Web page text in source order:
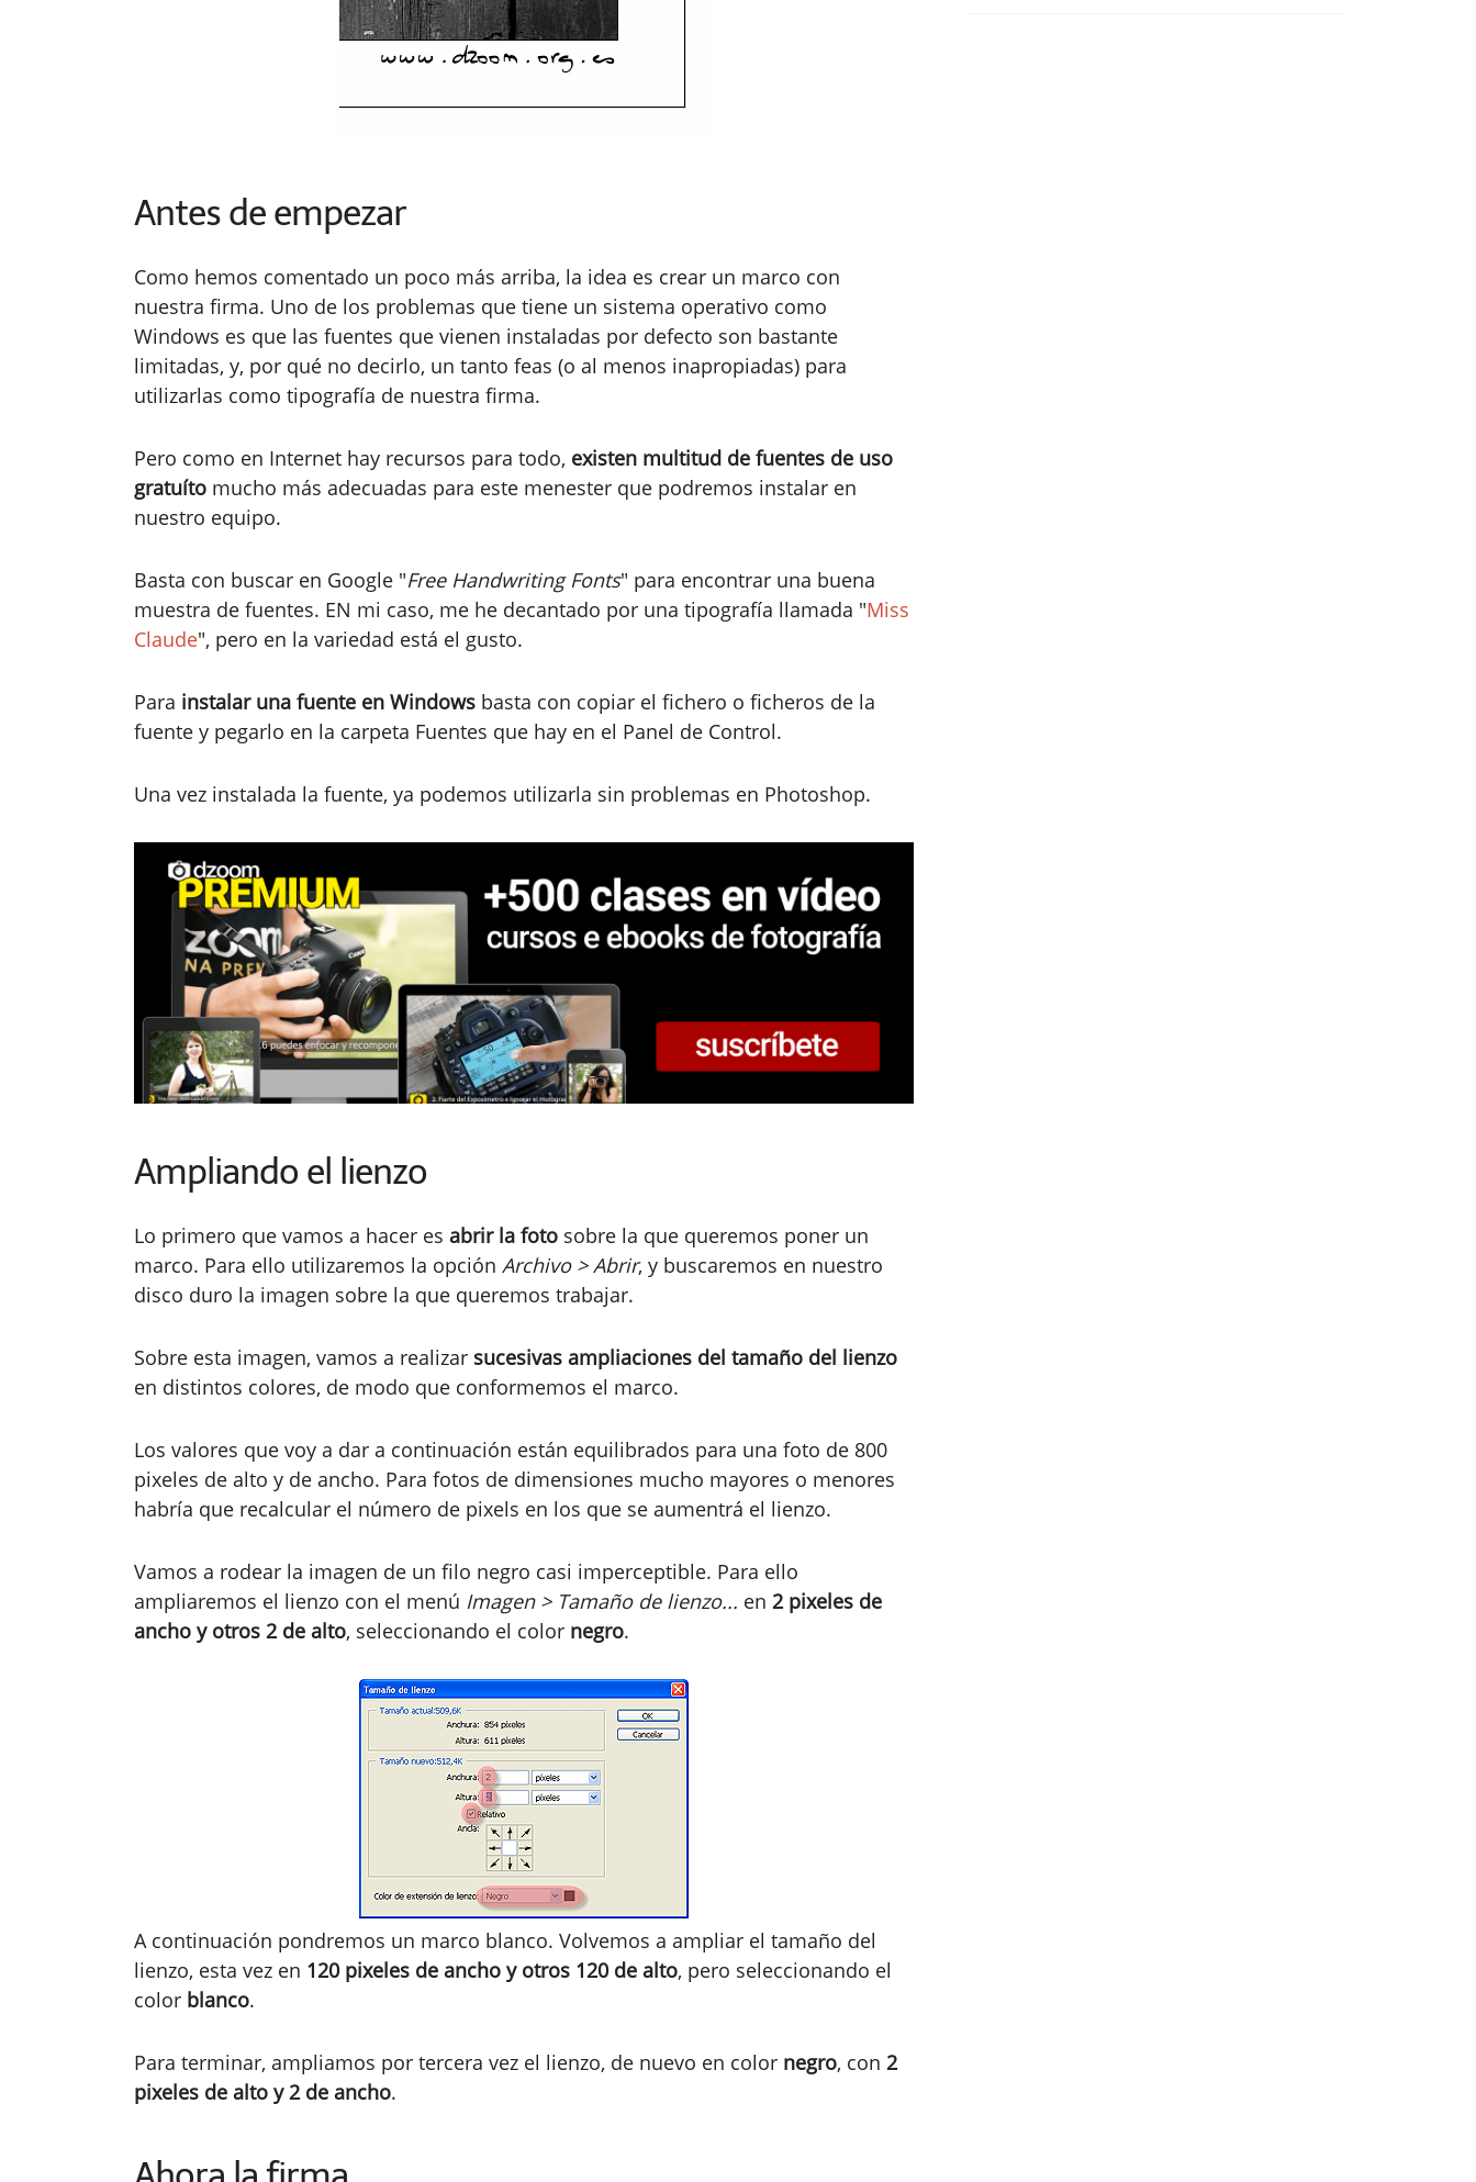
Antes de empezar
Como hemos comentado un poco más arriba, la idea es crear un marco con
nuestra firma. Uno de los problemas que tiene un sistema operativo como
Windows es que las fuentes que vienen instaladas por defecto son bastante
limitadas, y, por qué no decirlo, un tanto feas (o al menos inapropiadas) para
utilizarlas como tipografía de nuestra firma.
Pero como en Internet hay recursos para todo, existen multitud de fuentes de uso
gratuíto mucho más adecuadas para este menester que podremos instalar en
nuestro equipo.
Basta con buscar en Google "Free Handwriting Fonts" para encontrar una buena
muestra de fuentes. EN mi caso, me he decantado por una tipografía llamada "Miss
Claude", pero en la variedad está el gusto.
Para instalar una fuente en Windows basta con copiar el fichero o ficheros de la
fuente y pegarlo en la carpeta Fuentes que hay en el Panel de Control.
Una vez instalada la fuente, ya podemos utilizarla sin problemas en Photoshop.
Ampliando el lienzo
Lo primero que vamos a hacer es abrir la foto sobre la que queremos poner un
marco. Para ello utilizaremos la opción Archivo > Abrir, y buscaremos en nuestro
disco duro la imagen sobre la que queremos trabajar.
Sobre esta imagen, vamos a realizar sucesivas ampliaciones del tamaño del lienzo
en distintos colores, de modo que conformemos el marco.
Los valores que voy a dar a continuación están equilibrados para una foto de 800
pixeles de alto y de ancho. Para fotos de dimensiones mucho mayores o menores
habría que recalcular el número de pixels en los que se aumentrá el lienzo.
Vamos a rodear la imagen de un filo negro casi imperceptible. Para ello
ampliaremos el lienzo con el menú Imagen > Tamaño de lienzo... en 2 pixeles de
ancho y otros 2 de alto, seleccionando el color negro.
A continuación pondremos un marco blanco. Volvemos a ampliar el tamaño del
lienzo, esta vez en 120 pixeles de ancho y otros 120 de alto, pero seleccionando el
color blanco.
Para terminar, ampliamos por tercera vez el lienzo, de nuevo en color negro, con 2
pixeles de alto y 2 de ancho.